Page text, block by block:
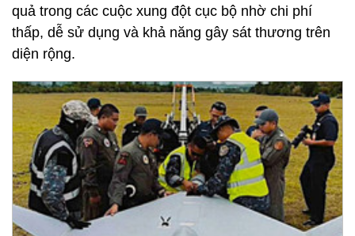
quả trong các cuộc xung đột cục bộ nhờ chi phí
thấp, dễ sử dụng và khả năng gây sát thương trên
diện rộng.